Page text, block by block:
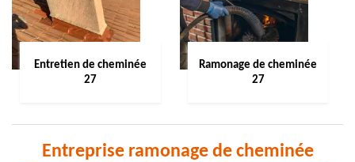
Entretien de cheminée
27
Ramonage de cheminée
27
Entreprise ramonage de cheminée